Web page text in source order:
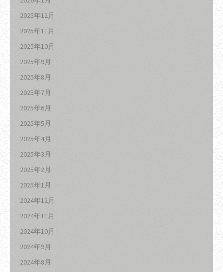
2025年12月
2025年11月
2025年10月
2025年9月
2025年8月
2025年7月
2025年6月
2025年5月
2025年4月
2025年3月
2025年2月
2025年1月
2024年12月
2024年11月
2024年10月
2024年9月
2024年8月